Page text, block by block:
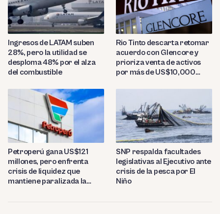
Ingresos de LATAM suben
28%, pero la utilidad se
desploma 48% por el alza
del combustible
Rio Tinto descarta retomar
acuerdo con Glencore y
prioriza venta de activos
por más de US$10,000
Petroperú gana US$121
millones, pero enfrenta
crisis de liquidez que
mantiene paralizada la
SNP respalda facultades
legislativas al Ejecutivo ante
crisis de la pesca por El
Niño